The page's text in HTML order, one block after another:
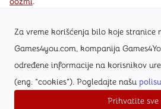
Za vreme korišćenja bilo koje stranice
Games4you.com, kompanija
određene informacije na korisnikov
(eng. "cookies"). Pogledajte našu
Prihvatite sve
Posetite Facebook stranicu /
Zapratite Instagram profil